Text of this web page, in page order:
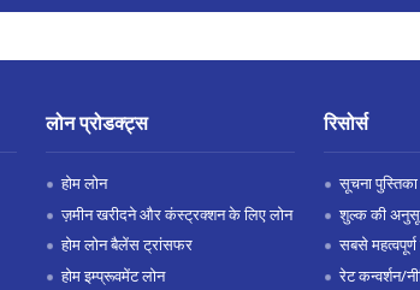
लोन प्रोडक्ट्स
होम लोन
ज़मीन खरीदने और कंस्ट्रक्शन के लिए लोन
होम लोन बैलेंस ट्रांसफर
होम इम्प्रूवमेंट लोन
रिसोर्स
सूचना पुस्तिका
शुल्क की
सबसे महत्वपूर्ण
रेट कन्वर्शन/